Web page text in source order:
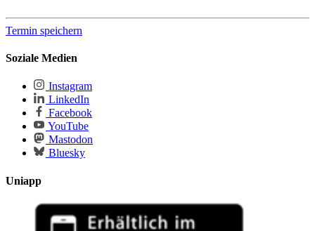
Termin speichern
Soziale Medien
Instagram
LinkedIn
Facebook
YouTube
Mastodon
Bluesky
Uniapp